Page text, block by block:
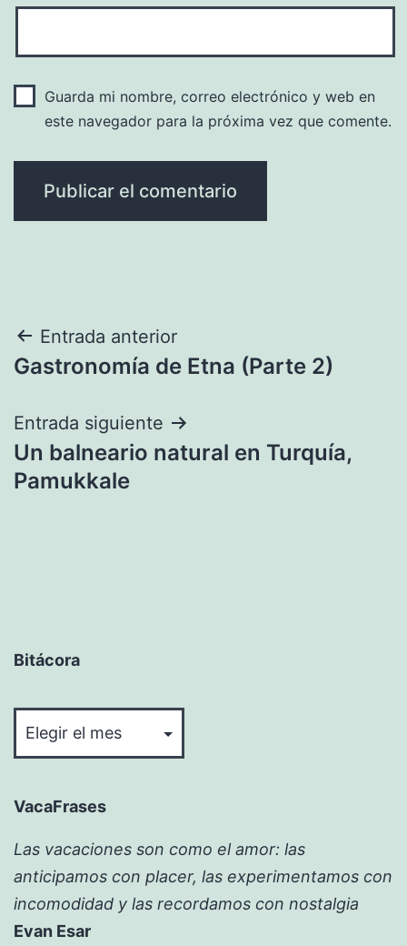
Guarda mi nombre, correo electrónico y web en
este navegador para la próxima vez que comente.
Navegación
de
entradas
Entrada anterior
Gastronomía de Etna (Parte 2)
Entrada siguiente
Un balneario natural en Turquía,
Pamukkale
Bitácora
VacaFrases
Las vacaciones son como el amor: las
anticipamos con placer, las experimentamos con
incomodidad y las recordamos con nostalgia
Evan Esar